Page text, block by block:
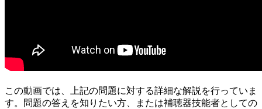
この動画では、上記の問題に対する詳細な解説を行っていま
す。問題の答えを知りたい方、または補聴器技能者としての